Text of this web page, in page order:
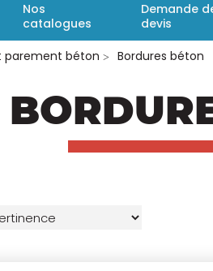
Nos
catalogues
Demande
devis
parement béton Bordures béton